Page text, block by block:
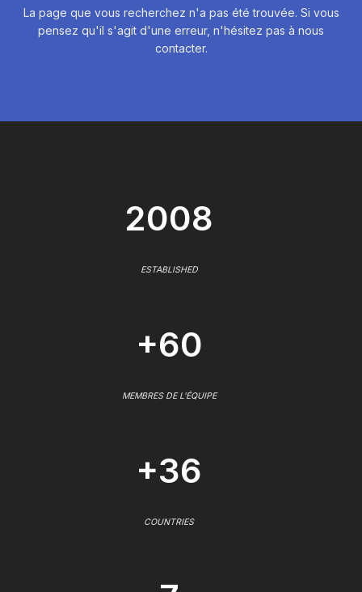
La page que vous recherchez n'a pas été trouvée. Si vous
pensez qu'il s'agit d'une erreur, n'hésitez pas à nous
contacter.
2008
ESTABLISHED
+60
MEMBRES DE L'ÉQUIPE
+36
COUNTRIES